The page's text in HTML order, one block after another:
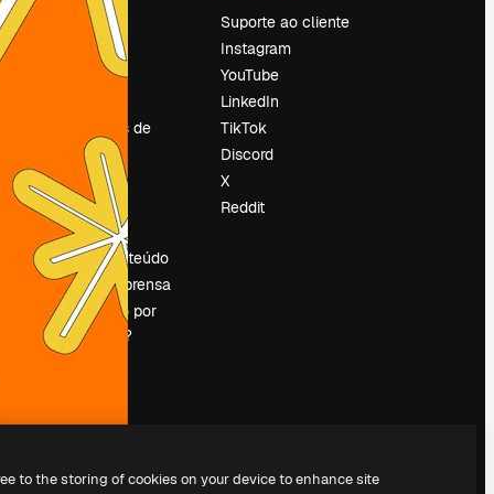
Preços
Sobre nós
Reviews
Tendências de
pesquisa
Blog
Eventos
Slidesgo
Vender conteúdo
Sala de imprensa
Procurando por
magnific.ai?
Suporte ao cliente
Instagram
YouTube
LinkedIn
TikTok
Discord
X
Reddit
to the storing of cookies on your device to enhance site